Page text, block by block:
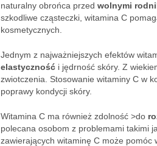
naturalny obrońca przed wolnymi
szkodliwe cząsteczki, witamina C
kosmetycznych.
Jednym z najważniejszych efektów
elastyczność i jędrność skóry. Z
zwiotczenia. Stosowanie witaminy C w
poprawy kondycji skóry.
Witamina C ma również zdolność >do
polecana osobom z problemami takimi
zawierających witaminę C może pomóc